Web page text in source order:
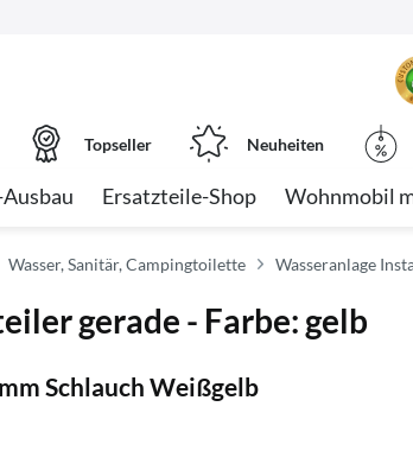
Topseller Neuheiten
Ersatzteile-Shop Wohnmobil
Wasser, Sanitär, Campingtoilette Wasseranlage
gerade - Farbe: gelb
Schlauch Weißgelb